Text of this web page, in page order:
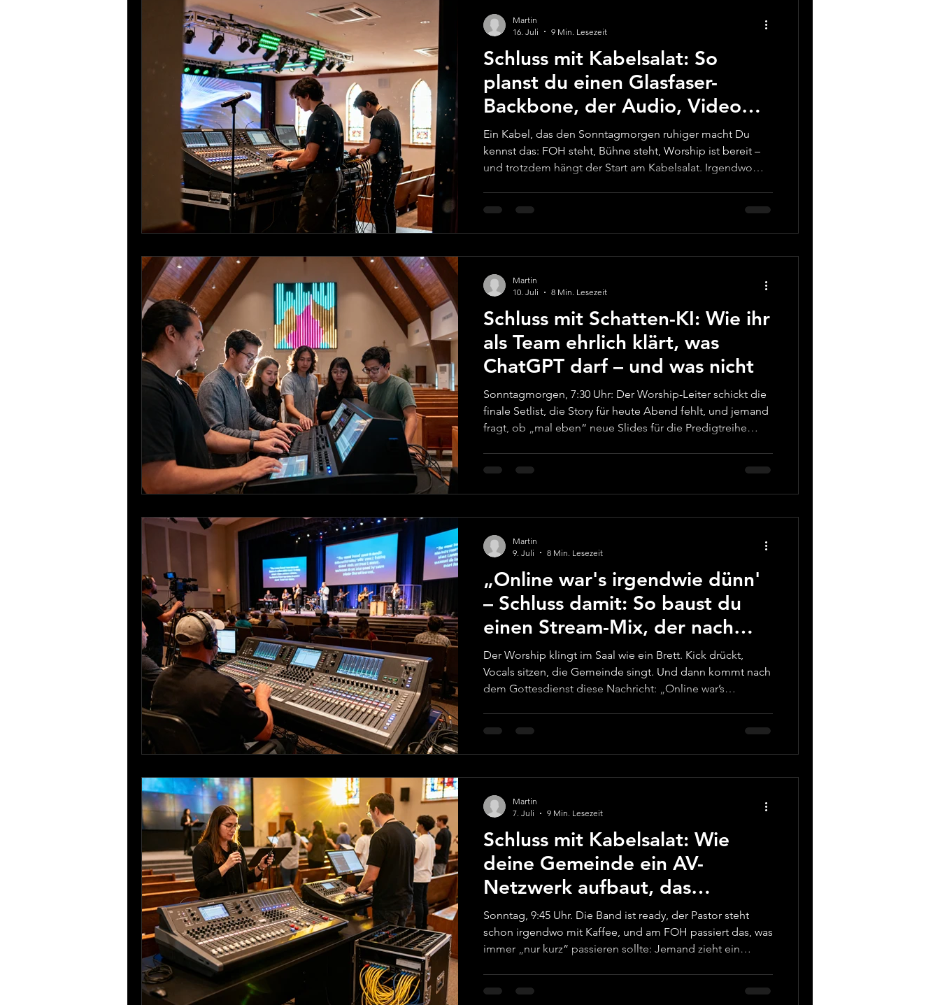
Schluss mit Kabelsalat: So
planst du einen Glasfaser-
Backbone, der Audio, Video
und Licht trägt
Ein Kabel, das den Sonntagmorgen ruhiger macht Du
kennst das: FOH steht, Bühne steht, Worship ist bereit –
und trotzdem hängt der Start am Kabelsalat. Irgendwo
Tisch nach dem einen Stecker suchst, der „eigentlich
immer funktioniert“, läuft im Kopf schon die Predigt-
Martin
16. Juli
9 Min. Lesezeit
Schluss mit Schatten-KI: Wie ihr
als Team ehrlich klärt, was
ChatGPT darf – und was nicht
Sonntagmorgen, 7:30 Uhr: Der Worship-Leiter schickt die
finale Setlist, die Story für heute Abend fehlt, und jemand
fragt, ob „mal eben“ neue Slides für die Predigtreihe
solchen Momenten kann KI ein stiller Helfer sein: nicht als
Ersatz für Menschen, sondern als Turbo für die Aufgaben,
Martin
10. Juli
8 Min. Lesezeit
„Online war's irgendwie dünn'
– Schluss damit: So baust du
einen Stream-Mix, der nach
echtem Gottesdienst klingt
Der Worship klingt im Saal wie ein Brett. Kick drückt,
Vocals sitzen, die Gemeinde singt. Und dann kommt nach
dem Gottesdienst diese Nachricht: „Online war’s
ein Blechdach über den Mix gelegt hat. Wenn dir das
bekannt vorkommt: Du bist nicht allein. Das Problem ist
und T
Martin
9. Juli
8 Min. Lesezeit
Schluss mit Kabelsalat: Wie
deine Gemeinde ein AV-
Netzwerk aufbaut, das
sonntags nicht zickt
Sonntag, 9:45 Uhr. Die Band ist ready, der Pastor steht
schon irgendwo mit Kaffee, und am FOH passiert das, was
immer „nur kurz“ passieren sollte: Jemand zieht ein
dich selbst sagen: „Okay, wer hat was angefasst?“ Wenn
Martin
7. Juli
9 Min. Lesezeit